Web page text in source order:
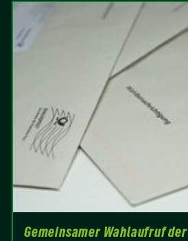
Gemeinsamer Wahlaufruf der